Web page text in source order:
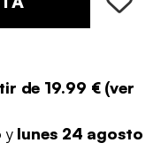
de 19.99 €(ver
y lunes 24 agosto